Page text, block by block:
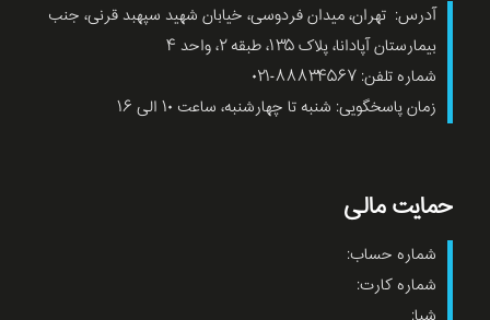
آدرس: تهران، میدان فردوسی، خیابان شهید سپهبد قرنی، جنب
بیمارستان آپادانا، پلاک ۱۳۵، طبقه ۲، واحد ۴
شماره تلفن: ۸۸۸۳۴۵۶۷-۰۲۱
زمان پاسخگویی: شنبه تا چهارشنبه، ساعت ۱۰ الی ۱۶
حمایت مالی
شماره حساب:
شماره کارت: